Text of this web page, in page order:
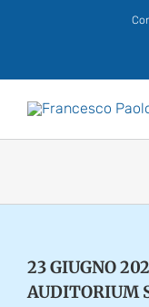
23 GIUGNO
AUDITORIUM